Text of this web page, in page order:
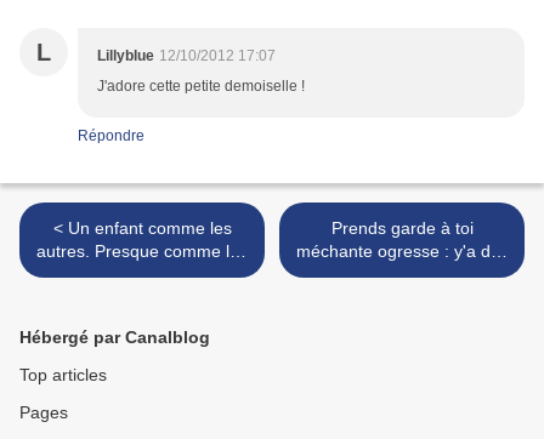
L Lillyblue 12/10/2012 17:07
J'adore cette petite demoiselle !
Répondre
< Un enfant comme les
autres. Presque comme les
autres. #2
Prends garde à toi
méchante ogresse : y'a des
filles qui sont malignes ! >
Hébergé par Canalblog
Top articles
Pages